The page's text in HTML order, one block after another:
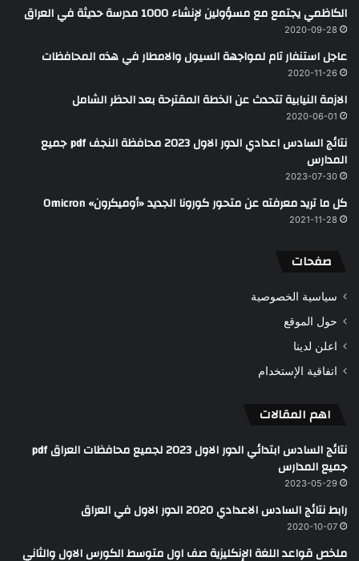
الكاظمي يجتمع مع مسؤولين لإنشاء 1000 مدرسة حديثة في العراق
2020-09-28
عاجل استنفار تام لمواجهة السيول والامطار في هذه المحافظات
2020-11-26
الازمة النيابية تتحدث عن الخطة المقترحة بعد الحظر الشامل
2020-06-01
نتائج السادس اعدادي الدور الاول 2023 محافظة النجف pdf جميع
المدارس
2023-07-30
كل ما تريد معرفته عن متحور كورونا الجديد «أوميكرون» Omicron
2021-11-28
صفحات
سياسية الخصوصية
حول الموقع
اعلن لدينا
اتفاقية الإستخدام
اهم المقالات
نتائج السادس ابتدائي الدور الاول 2023 لجميع محافظات العراق pdf
جميع المدارس
2023-05-29
رابط نتائج السادس الاعدادي 2020 الدور الاول في العراق
2020-10-07
ملخص قواعد اللغة الإنكليزية صف اول متوسط الكورس الاول والثاني